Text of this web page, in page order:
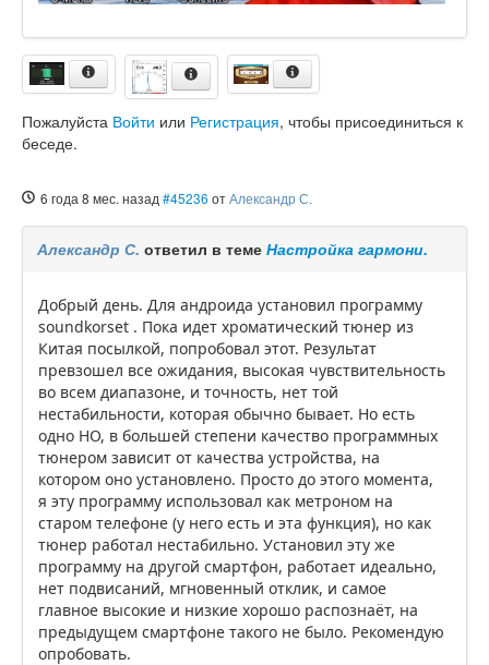
Пожалуйста Войти или Регистрация, чтобы присоединиться к
беседе.
6 года 8 мес. назад #45236 отАлександр С.
Александр С. ответил в теме Настройка гармони.
Добрый день. Для андроида установил программу
soundkorset . Пока идет хроматический тюнер из
Китая посылкой, попробовал этот. Результат
превзошел все ожидания, высокая чувствительность
во всем диапазоне, и точность, нет той
нестабильности, которая обычно бывает. Но есть
одно НО, в большей степени качество программных
тюнером зависит от качества устройства, на
котором оно установлено. Просто до этого момента,
я эту программу использовал как метроном на
старом телефоне (у него есть и эта функция), но как
тюнер работал нестабильно. Установил эту же
программу на другой смартфон, работает идеально,
нет подвисаний, мгновенный отклик, и самое
главное высокие и низкие хорошо распознаёт, на
предыдущем смартфоне такого не было. Рекомендую
опробовать.